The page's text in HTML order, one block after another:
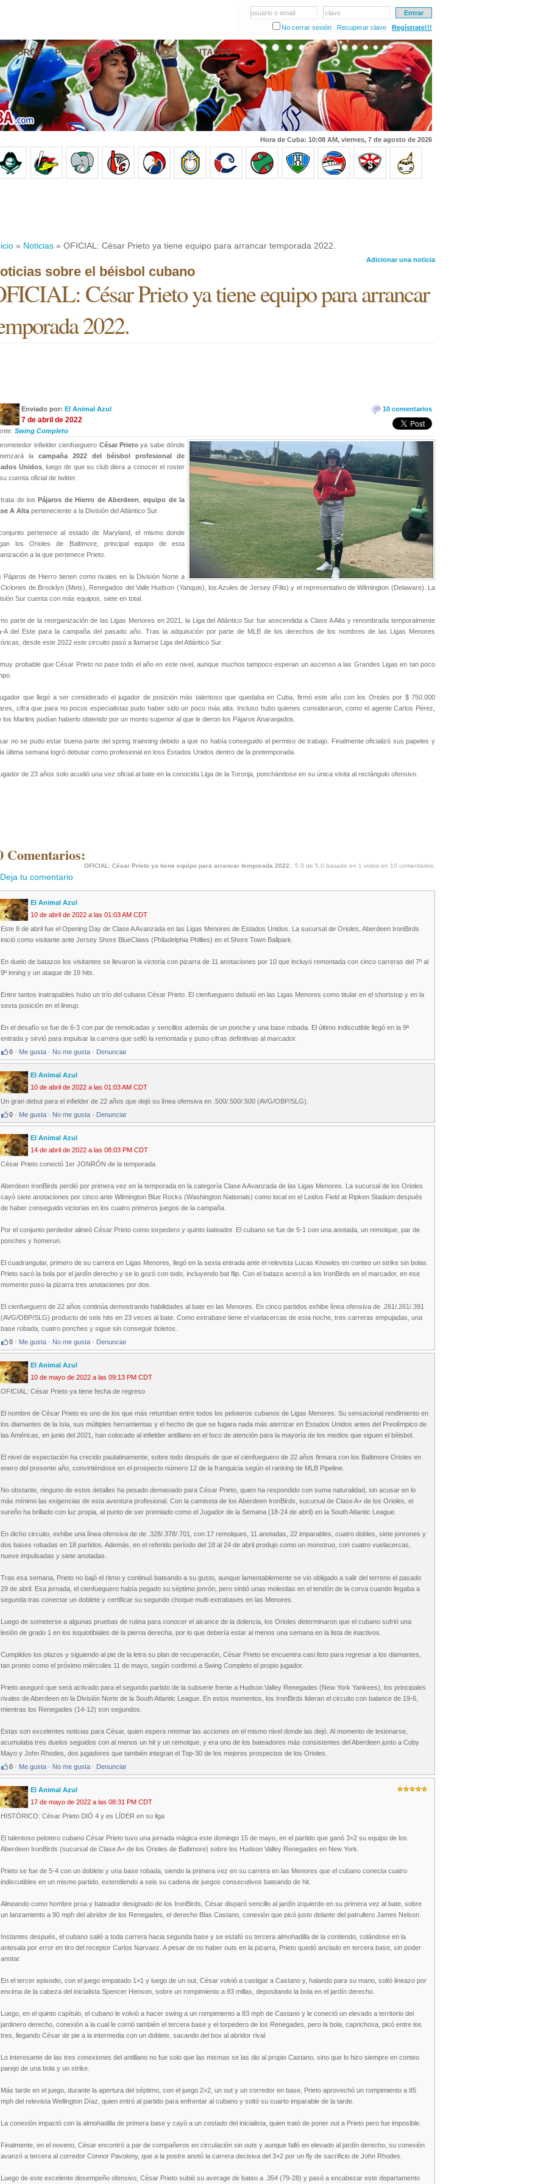
usuario o email
clave
No cerrar sesión
Recuperar clave Regístrate!!!
FOROS PRONÓSTICOS EN VIVO CONTACTO
Hora de Cuba: 10:08 AM, viernes, 7 de agosto de 2026
» Noticias » OFICIAL: César Prieto ya tiene equipo para arrancar temporada 2022.
Adicionar una noticia
sobre el béisbol cubano
César Prieto ya tiene equipo para arrancar
2022.
10 comentarios
Enviado por: El Animal Azul
7 de abril de 2022
Swing Completo
infielder cienfueguero César Prietoya sabe dónde
la campaña 2022 del béisbol profesional de
Unidos, luego de que su club diera a conocer el roster
cuenta oficial de twitter.
trata de losPájaros de Hierro de Aberdeen ,equipo de la
A Alta perteneciente a la División del Atlántico Sur.
pertenece al estado de Maryland, el mismo donde
los Orioles de Baltimore, principal equipo de esta
a la que pertenece Prieto.
Pájaros de Hierro tienen como rivales en la División Norte a
de Brooklyn (Mets), Renegados del Valle Hudson (Yanquis), los Azules de Jersey (Filis) y el representativo de Wilmington (Delaware). La
Sur cuenta con más equipos, siete en total.
parte de la reorganización de las Ligas Menores en 2021, la Liga del Atlántico Sur fue asecendida a Clase A Alta y renombrada temporalmente
A del Este para la campaña del pasado año. Tras la adquisición por parte de MLB de los derechos de los nombres de las Ligas Menores
desde este 2022 este circuito pasó a llamarse Liga del Atlántico Sur.
probable que César Prieto no pase todo el año en este nivel, aunque muchos tampoco esperan un ascenso a las Grandes Ligas en tan poco
que llegó a ser considerado el jugador de posición más talentoso que quedaba en Cuba, firmó este año con los Orioles por $ 750.000
cifra que para no pocos especialistas pudo haber sido un poco más alta. Incluso hubo quienes consideraron, como el agente Carlos Pérez,
los Marlins podían haberlo obtenido por un monto superior al que le dieron los Pájaros Anaranjados.
no se pudo estar buena parte del spring trainning debido a que no había conseguido el permiso de trabajo. Finalmente oficializó sus papeles y
última semana logró debutar como profesional en loss Estados Unidos dentro de la pretemporada.
de 23 años solo acudió una vez oficial al bate en la conocida Liga de la Toronja, ponchándose en su única visita al rectángulo ofensivo.
Comentarios:
OFICIAL: César Prieto ya tiene equipo para arrancar temporada 2022. : 5.0 de 5.0 basado en 1 votos en 10 comentarios.
Deja tu comentario
El Animal Azul
10 de abril de 2022 a las 01:03 AM CDT
Este 8 de abril fue el Opening Day de Clase A Avanzada en las Ligas Menores de Estados Unidos. La sucursal de Orioles, Aberdeen IronBirds
inició como visitante ante Jersey Shore BlueClaws (Philadelphia Phillies) en el Shore Town Ballpark.
En duelo de batazos los visitantes se llevaron la victoria con pizarra de 11 anotaciones por 10 que incluyó remontada con cinco carreras del 7º al
9º inning y un ataque de 19 hits.
Entre tantos inatrapables hubo un trío del cubano César Prieto. El cienfueguero debutó en las Ligas Menores como titular en el shortstop y en la
sexta posición en el lineup.
En el desafío se fue de 6-3 con par de remolcadas y sencillos además de un ponche y una base robada. El último indiscutible llegó en la 9ª
entrada y sirvió para impulsar la carrera que selló la remontada y puso cifras definitivas al marcador.
0 · Me gusta · No me gusta · Denunciar
El Animal Azul
10 de abril de 2022 a las 01:03 AM CDT
Un gran debut para el infielder de 22 años que dejó su línea ofensiva en .500/.500/.500 (AVG/OBP/SLG).
0 · Me gusta · No me gusta · Denunciar
El Animal Azul
14 de abril de 2022 a las 08:03 PM CDT
César Prieto conectó 1er JONRÓN de la temporada
Aberdeen IronBirds perdió por primera vez en la temporada en la categoría Clase A Avanzada de las Ligas Menores. La sucursal de los Orioles
cayó siete anotaciones por cinco ante Wilmington Blue Rocks (Washington Nationals) como local en el Leidos Field at Ripken Stadium después
de haber conseguido victorias en los cuatro primeros juegos de la campaña.
Por el conjunto perdedor alineó César Prieto como torpedero y quinto bateador. El cubano se fue de 5-1 con una anotada, un remolque, par de
ponches y homerun.
El cuadrangular, primero de su carrera en Ligas Menores, llegó en la sexta entrada ante el relevista Lucas Knowles en conteo un strike sin bolas.
Prieto sacó la bola por el jardín derecho y se lo gozó con todo, incluyendo bat flip. Con el batazo acercó a los IronBirds en el marcador, en ese
momento puso la pizarra tres anotaciones por dos.
El cienfueguero de 22 años continúa demostrando habilidades al bate en las Menores. En cinco partidos exhibe línea ofensiva de .261/.261/.391
(AVG/OBP/SLG) producto de seis hits en 23 veces al bate. Como extrabase tiene el vuelacercas de esta noche, tres carreras empujadas, una
base robada, cuatro ponches y sigue sin conseguir boletos.
0 · Me gusta · No me gusta · Denunciar
El Animal Azul
10 de mayo de 2022 a las 09:13 PM CDT
OFICIAL: César Prieto ya tiene fecha de regreso
El nombre de César Prieto es uno de los que más retumban entre todos los peloteros cubanos de Ligas Menores. Su sensacional rendimiento en
los diamantes de la Isla, sus múltiples herramientas y el hecho de que se fugara nada más aterrizar en Estados Unidos antes del Preolímpico de
las Américas, en junio del 2021, han colocado al infielder antillano en el foco de atención para la mayoría de los medios que siguen el béisbol.
El nivel de expectación ha crecido paulatinamente, sobre todo después de que el cienfueguero de 22 años firmara con los Baltimore Orioles en
enero del presente año, convirtiéndose en el prospecto número 12 de la franquicia según el ranking de MLB Pipeline.
No obstante, ninguno de estos detalles ha pesado demasiado para César Prieto, quien ha respondido con suma naturalidad, sin acusar en lo
más mínimo las exigencias de esta aventura profesional. Con la camiseta de los Aberdeen IronBirds, sucursal de Clase A+ de los Orioles, el
sureño ha brillado con luz propia, al punto de ser premiado como el Jugador de la Semana (18-24 de abril) en la South Atlantic League.
En dicho circuito, exhibe una línea ofensiva de de .328/.378/.701, con 17 remolques, 11 anotadas, 22 imparables, cuatro dobles, siete jonrones y
dos bases robadas en 18 partidos. Además, en el referido período del 18 al 24 de abril produjo como un monstruo, con cuatro vuelacercas,
nueve impulsadas y siete anotadas.
Tras esa semana, Prieto no bajó el ritmo y continuó bateando a su gusto, aunque lamentablemente se vio obligado a salir del terreno el pasado
29 de abril. Esa jornada, el cienfueguero había pegado su séptimo jonrón, pero sintió unas molestias en el tendón de la corva cuando llegaba a
segunda tras conectar un doblete y certificar su segundo choque multi extrabases en las Menores.
Luego de someterse a algunas pruebas de rutina para conocer el alcance de la dolencia, los Orioles determinaron que el cubano sufrió una
lesión de grado 1 en los isquiotibiales de la pierna derecha, por lo que debería estar al menos una semana en la lista de inactivos.
Cumplidos los plazos y siguiendo al pie de la letra su plan de recuperación, César Prieto se encuentra casi listo para regresar a los diamantes,
tan pronto como el próximo miércoles 11 de mayo, según confirmó a Swing Completo el propio jugador.
Prieto aseguró que será activado para el segundo partido de la subserie frente a Hudson Valley Renegades (New York Yankees), los principales
rivales de Aberdeen en la División Norte de la South Atlantic League. En estos momentos, los IronBirds lideran el circuito con balance de 19-6,
mientras los Renegades (14-12) son segundos.
Estas son excelentes noticias para César, quien espera retomar las acciones en el mismo nivel donde las dejó. Al momento de lesionarse,
acumulaba tres duelos seguidos con al menos un hit y un remolque, y era uno de los bateadores más consistentes del Aberdeen junto a Coby
Mayo y John Rhodes, dos jugadores que también integran el Top-30 de los mejores prospectos de los Orioles.
0 · Me gusta · No me gusta · Denunciar
El Animal Azul
17 de mayo de 2022 a las 08:31 PM CDT
HISTÓRICO: César Prieto DIÓ 4 y es LÍDER en su liga
El talentoso pelotero cubano César Prieto tuvo una jornada mágica este domingo 15 de mayo, en el partido que ganó 3×2 su equipo de los
Aberdeen IronBirds (sucursal de Clase A+ de los Orioles de Baltimore) sobre los Hudson Valley Renegades en New York.
Prieto se fue de 5-4 con un doblete y una base robada, siendo la primera vez en su carrera en las Menores que el cubano conecta cuatro
indiscutibles en un mismo partido, extendiendo a seis su cadena de juegos consecutivos bateando de hit.
Alineando como hombre proa y bateador designado de los IronBirds, César disparó sencillo al jardín izquierdo en su primera vez al bate, sobre
un lanzamiento a 90 mph del abridor de los Renegades, el derecho Blas Castano, conexión que picó justo delante del patrullero James Nelson.
Instantes después, el cubano salió a toda carrera hacia segunda base y se estafó su tercera almohadilla de la contiendo, colándose en la
antesala por error en tiro del receptor Carlos Narvaez. A pesar de no haber outs en la pizarra, Prieto quedó anclado en tercera base, sin poder
anotar.
En el tercer episodio, con el juego empatado 1×1 y luego de un out, César volvió a castigar a Castano y, halando para su mano, soltó lineazo por
encima de la cabeza del inicialista Spencer Henson, sobre un rompimiento a 83 millas, depositando la bola en el jardín derecho.
Luego, en el quinto capítulo, el cubano le volvió a hacer swing a un rompimiento a 83 mph de Castano y le conectó un elevado a territorio del
jardinero derecho, conexión a la cual le corrió también el tercera base y el torpedero de los Renegades, pero la bola, caprichosa, picó entre los
tres, llegando César de pie a la intermedia con un doblete, sacando del box al abridor rival
Lo interesante de las tres conexiones del antillano no fue solo que las mismas se las dio al propio Castano, sino que lo hizo siempre en conteo
parejo de una bola y un strike.
Más tarde en el juego, durante la apertura del séptimo, con el juego 2×2, un out y un corredor en base, Prieto aprovechó un rompimiento a 85
mph del relevista Wellington Díaz, quien entró al partido para enfrentar al cubano y soltó su cuarto imparable de la tarde.
La conexión impactó con la almohadilla de primera base y cayó a un costado del inicialista, quien trató de poner out a Prieto pero fue imposible.
Finalmente, en el noveno, César encontró a par de compañeros en circulación sin outs y aunque falló en elevado al jardín derecho, su conexión
avanzó a tercera al corredor Connor Pavolony, que a la postre anotó la carrera decisiva del 3×2 por un fly de sacrificio de John Rhodes.
Luego de este excelente desempeño ofensivo, César Prieto subió su average de bateo a .354 (79-28) y pasó a encabezar este departamento